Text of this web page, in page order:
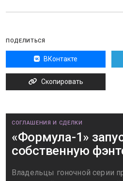
ПОДЕЛИТЬСЯ
ВКонтакте
Скопировать
СОГЛАШЕНИЯ И СДЕЛКИ
«Формула-1»
собственную
Владельцы гоночной серии